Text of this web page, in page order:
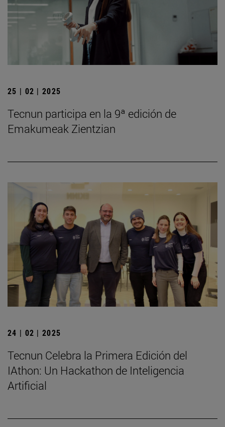
25 | 02 | 2025
Tecnun participa en la 9ª edición de
Emakumeak Zientzian
24 | 02 | 2025
Tecnun Celebra la Primera Edición del
IAthon: Un Hackathon de Inteligencia
Artificial